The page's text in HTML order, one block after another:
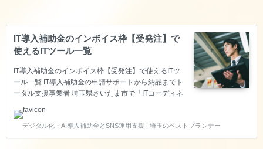
IT導入補助金のインボイス枠【受発注】で
使えるITツール一覧
IT導入補助金のインボイス枠【受発注】で使えるITツ
ール一覧 IT導入補助金の申請サポートから納品までト
ータル支援事業者 埼玉県さいたま市で「ITコーディネ
ポーター」の認定を頂いているベストプランナー合同
会社は、中小企業の生産性向上をITで叶えるため、IT
導入補助金のITツール登録～申請サポート～納品～実
デジタル化・AI導入補助金とSNS運用支援 | 埼玉のベストプランナー